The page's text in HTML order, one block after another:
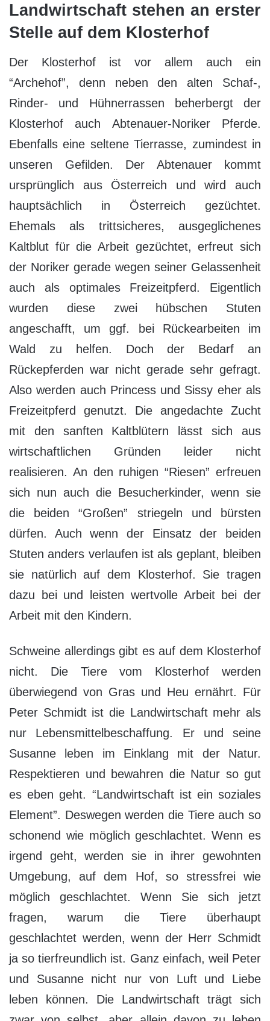
Landwirtschaft stehen an erster
Stelle auf dem Klosterhof
Der Klosterhof ist vor allem auch ein
“Archehof”, denn neben den alten Schaf-,
Rinder- und Hühnerrassen beherbergt der
Klosterhof auch Abtenauer-Noriker Pferde.
Ebenfalls eine seltene Tierrasse, zumindest in
unseren Gefilden. Der Abtenauer kommt
ursprünglich aus Österreich und wird auch
hauptsächlich in Österreich gezüchtet.
Ehemals als trittsicheres, ausgeglichenes
Kaltblut für die Arbeit gezüchtet, erfreut sich
der Noriker gerade wegen seiner Gelassenheit
auch als optimales Freizeitpferd. Eigentlich
wurden diese zwei hübschen Stuten
angeschafft, um ggf. bei Rückearbeiten im
Wald zu helfen. Doch der Bedarf an
Rückepferden war nicht gerade sehr gefragt.
Also werden auch Princess und Sissy eher als
Freizeitpferd genutzt. Die angedachte Zucht
mit den sanften Kaltblütern lässt sich aus
wirtschaftlichen Gründen leider nicht
realisieren. An den ruhigen “Riesen” erfreuen
sich nun auch die Besucherkinder, wenn sie
die beiden “Großen” striegeln und bürsten
dürfen. Auch wenn der Einsatz der beiden
Stuten anders verlaufen ist als geplant, bleiben
sie natürlich auf dem Klosterhof. Sie tragen
dazu bei und leisten wertvolle Arbeit bei der
Arbeit mit den Kindern.
Schweine allerdings gibt es auf dem Klosterhof
nicht. Die Tiere vom Klosterhof werden
überwiegend von Gras und Heu ernährt. Für
Peter Schmidt ist die Landwirtschaft mehr als
nur Lebensmittelbeschaffung. Er und seine
Susanne leben im Einklang mit der Natur.
Respektieren und bewahren die Natur so gut
es eben geht. “Landwirtschaft ist ein soziales
Element”. Deswegen werden die Tiere auch so
schonend wie möglich geschlachtet. Wenn es
irgend geht, werden sie in ihrer gewohnten
Umgebung, auf dem Hof, so stressfrei wie
möglich geschlachtet. Wenn Sie sich jetzt
fragen, warum die Tiere überhaupt
geschlachtet werden, wenn der Herr Schmidt
ja so tierfreundlich ist. Ganz einfach, weil Peter
und Susanne nicht nur von Luft und Liebe
leben können. Die Landwirtschaft trägt sich